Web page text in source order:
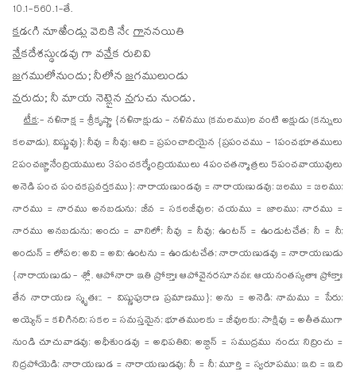
10.1-560.1-తే.
కడఁగి నూఱేండ్లు వెదికి నేఁగాననయితి
నేకదేశస్థుఁడవు గా వనేక రుచివి
జగములోనుందు; నీలోన జగములుండు
నరుదు; నీ మాయ నెట్లైననగుచు నుండు.
టీక:- నళినాక్ష = శ్రీకృష్ణా {నళినాక్షుడు - నళినము (కమలము)ల వంటి అక్షుడు (కన్నులు
కలవాడు), విష్ణువు}; నీవు = నీవు; ఆది = ప్రపంచాదియైన {ప్రపంచము - 1పంచభూతములు
2పంచజ్ఞానేంద్రియములు 3పంచకర్మేంద్రియములు 4పంచతన్మాత్రలు 5పంచవాయువులు
అనెడి పంచ పంచకప్రవర్తకము}; నారాయణుండవు = నారాయణుడవు; జలము = జలము;
నారము = నారము అనబడును; జీవ = సకలజీవుల; చయము = జాలము; నారము =
నారము అనబడును; అందు = వానిలో; నీవు = నీవు; ఉంటన్ = ఉండుటచేత; నీ = నీ;
అందున్ = లోపల; అవి = అవి; ఉంటను = ఉండుటచేత; నారాయణుడవు = నారాయణుడు
{నారాయణుడు - శ్లో. ఆపోనారా ఇతి ప్రోక్తాః ఆపోవైనరసూనవః: ఆయనంతస్యతాః ప్రోక్తాః
తేన నారాయణ స్మృతః:: - విష్ణుపురాణ ప్రమాణము}; అను = అనెడి; నామము = పేరు;
అయ్యెన్ = కలిగినది; సకల = సమస్తమైన; భూతములకు = జీవులకు; సాక్షివు = అతీతముగా
నుండి చూచువాడవు; అధీశుండవు = అధిపతివి; అబ్ధిన్ = సముద్రము నందు; నిద్రించు =
నిద్రపోయెడి; నారాయణుడ = నారాయణుడవు; నీ = నీ; మూర్తి = స్వరూపము; ఇది = ఇది